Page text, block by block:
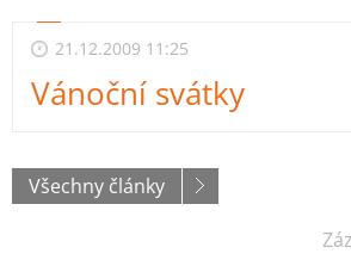
21.12.2009 11:25
Vánoční svátky
Všechny články